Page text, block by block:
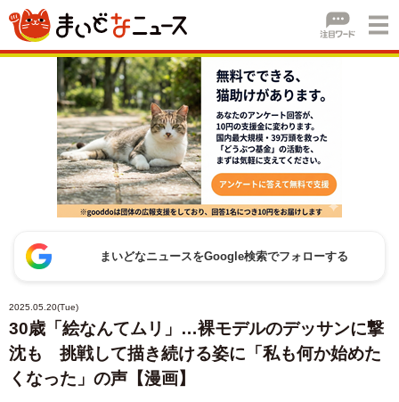
まいどなニュースをGoogle検索でフォローする
2025.05.20(Tue)
30歳「絵なんてムリ」…裸モデルのデッサンに撃
沈も 挑戦して描き続ける姿に「私も何か始めた
くなった」の声【漫画】